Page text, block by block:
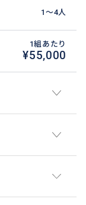
1〜4人
1組あたり
¥55,000